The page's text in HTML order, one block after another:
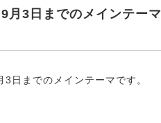
月3日までのメインテーマ
日までのメインテーマです。